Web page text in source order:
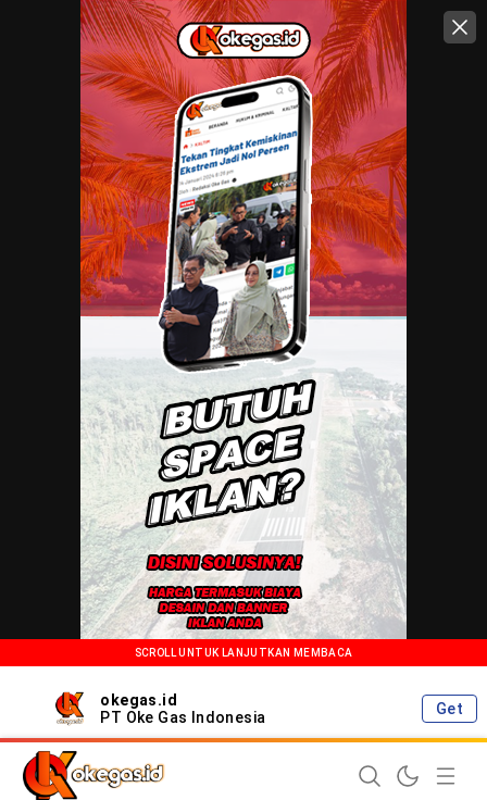
SCROLL UNTUK LANJUTKAN MEMBACA
okegas.id
PT Oke Gas Indonesia
Get